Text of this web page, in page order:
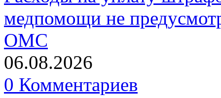
медпомощи не
ОМС
06.08.2026
0 Комментариев